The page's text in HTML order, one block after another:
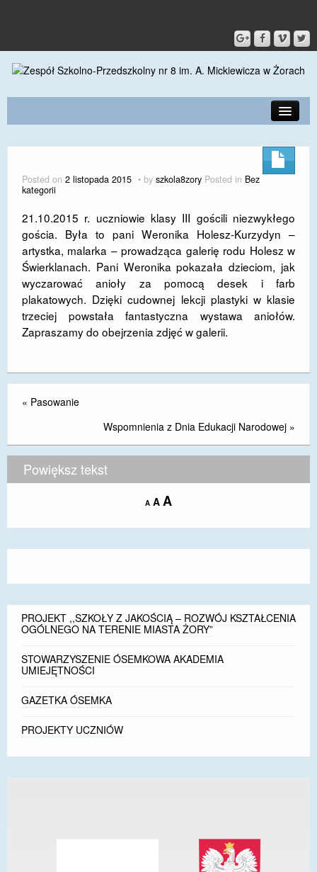
KONTAKT
DLA RODZICÓW I UCZNIÓW
DLA PRACOWNIKÓW
GALERIA
SPORT
DOSTĘPNOŚĆ
RODO
EGZAMIN ÓSMOKLASISTY
PROJEKT ,,SZKOŁY Z JAKOŚCIĄ – ROZWÓJ
KSZTAŁCENIA OGÓLNEGO NA TERENIE MIASTA
Posted on 2 listopada 2015 by szkola8zory Posted in Bez
kategorii
21.10.2015 r. uczniowie klasy III gościli niezwykłego
gościa. Była to pani Weronika Holesz-Kurzydyn –
artystka, malarka – prowadząca galerię rodu Holesz w
Świerklanach. Pani Weronika pokazała dzieciom, jak
wyczarować anioły za pomocą desek i farb
plakatowych. Dzięki cudownej lekcji plastyki w klasie
trzeciej powstała fantastyczna wystawa aniołów.
Zapraszamy do obejrzenia zdjęć w galerii.
« Pasowanie
Wspomnienia z Dnia Edukacji Narodowej »
Powiększ tekst
A Decrease
size.
A Reset
size.
AIncrease
size.
PROJEKT ,,SZKOŁY Z JAKOŚCIĄ – ROZWÓJ KSZTAŁCENIA
OGÓLNEGO NA TERENIE MIASTA ŻORY”
STOWARZYSZENIE ÓSEMKOWA AKADEMIA
UMIEJĘTNOŚCI
GAZETKA ÓSEMKA
PROJEKTY UCZNIÓW